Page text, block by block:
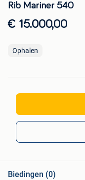
Rib Mariner 540
€ 15.000,00
Ophalen
Biedingen (0)